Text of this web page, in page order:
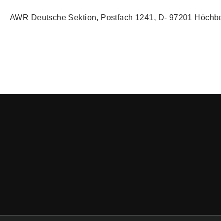
AWR Deutsche Sektion, Postfach 1241, D- 97201